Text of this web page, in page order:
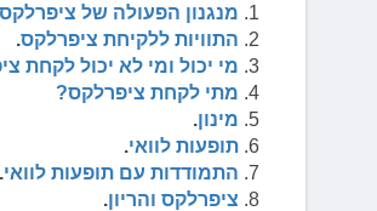
מנגנון הפעולה של ציפרלקס
התוויות ללקיחת ציפרלקס.
מי יכול ומי לא יכול לקחת
מתי לקחת ציפרלקס?
מינון.
תופעות לוואי.
התמודדות עם תופעות לוואי.
ציפרלקס והריון.